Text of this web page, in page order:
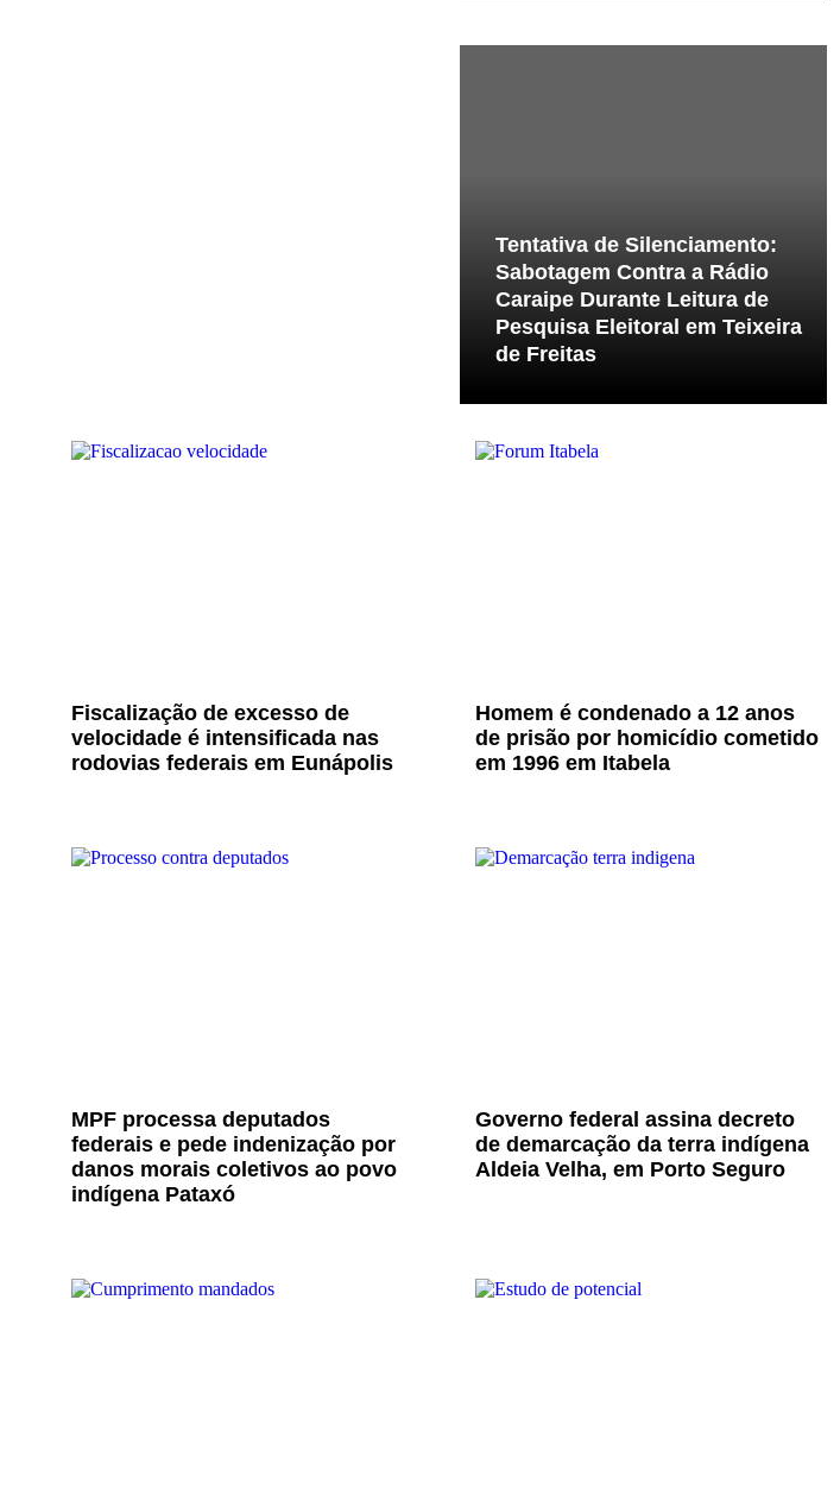
Tentativa de Silenciamento:
Sabotagem Contra a Rádio
Caraipe Durante Leitura de
Pesquisa Eleitoral em Teixeira
de Freitas
Fiscalização de excesso de
velocidade é intensificada nas
rodovias federais em Eunápolis
Homem é condenado a 12 anos
de prisão por homicídio cometido
em 1996 em Itabela
MPF processa deputados
federais e pede indenização por
danos morais coletivos ao povo
indígena Pataxó
Governo federal assina decreto
de demarcação da terra indígena
Aldeia Velha, em Porto Seguro